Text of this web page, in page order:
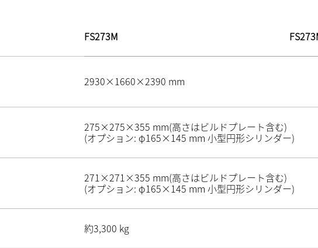
FS273M
2930×1660×2390 mm
275×275×355 mm(高さはビルドプレート含む)
(オプション: φ165×145 mm 小型円形シリンダー)
271×271×355 mm(高さはビルドプレート含む)
(オプション: φ165×145 mm 小型円形シリンダー)
約3,300 kg